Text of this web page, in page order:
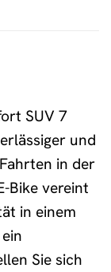
SUV 7
und
in der
Bike vereint
in einem
Sie sich